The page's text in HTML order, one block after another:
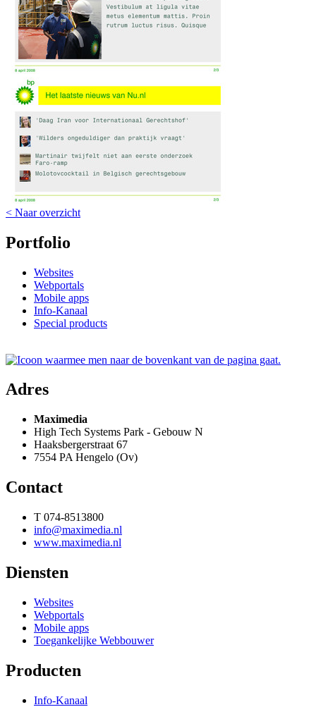
< Naar overzicht
Portfolio
Websites
Webportals
Mobile apps
Info-Kanaal
Special products
Adres
Maximedia
High Tech Systems Park - Gebouw N
Haaksbergerstraat 67
7554 PA Hengelo (Ov)
Contact
T 074-8513800
info@maximedia.nl
www.maximedia.nl
Diensten
Websites
Webportals
Mobile apps
Toegankelijke Webbouwer
Producten
Info-Kanaal